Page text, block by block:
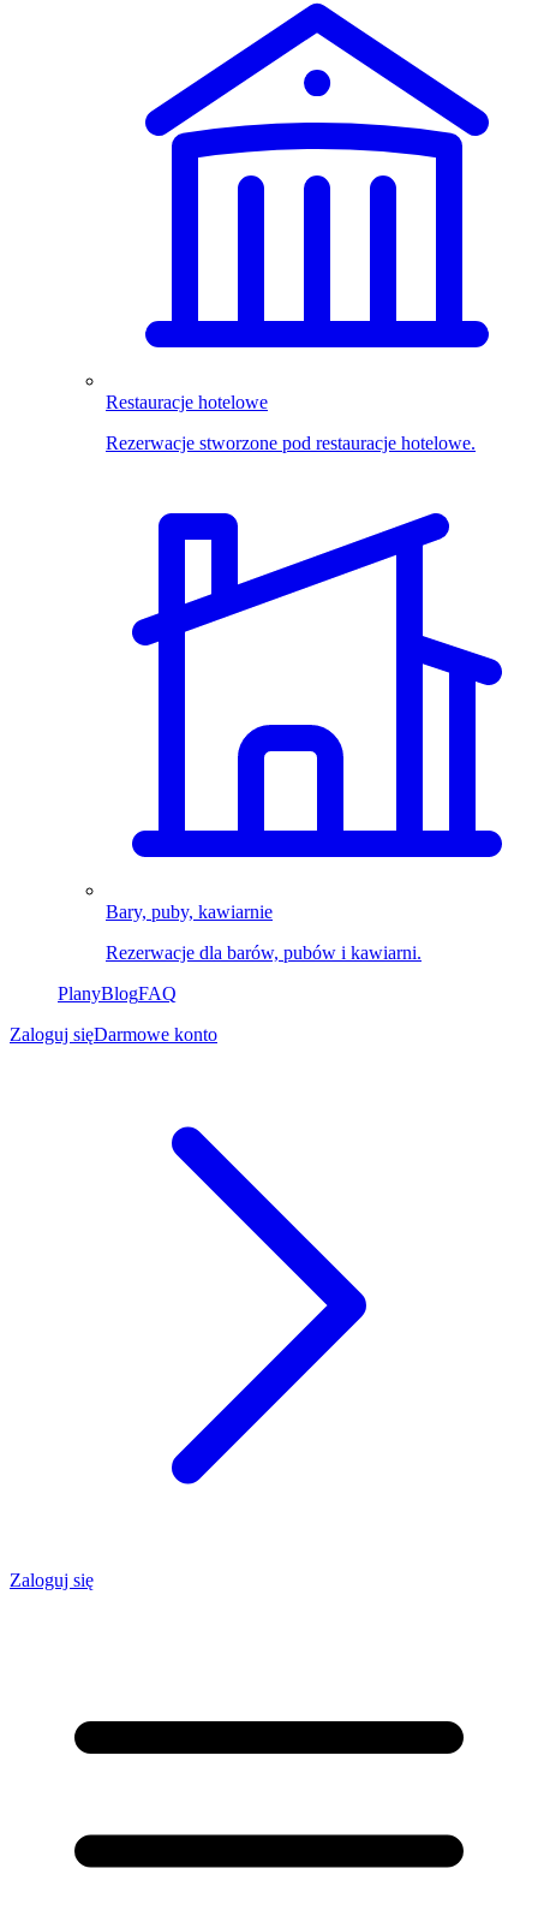
Restauracje hotelowe
Rezerwacje stworzone pod restauracje hotelowe.
Bary, puby, kawiarnie
Rezerwacje dla barów, pubów i kawiarni.
PlanyBlogFAQ
Zaloguj sięDarmowe konto
Zaloguj się